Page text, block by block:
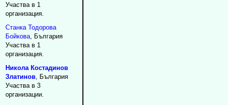
Участва в 1
организация.
Станка Тодорова
Бойкова, България
Участва в 1
организация.
Никола Костадинов
Златинов, България
Участва в 3
организации.